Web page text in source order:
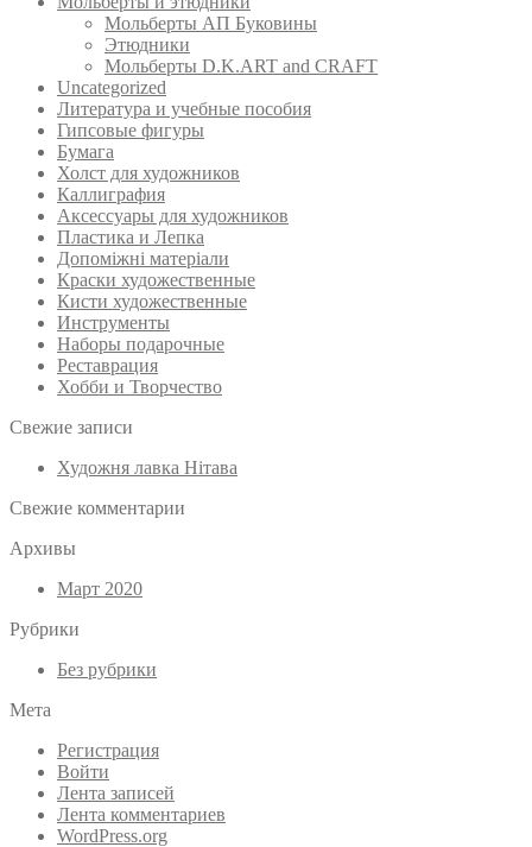
Мольберты АП Буковины
Этюдники
Мольберты D.K.ART and CRAFT
Uncategorized
Литература и учебные пособия
Гипсовые фигуры
Бумага
Холст для художников
Каллиграфия
Аксессуары для художников
Пластика и Лепка
Допоміжні матеріали
Краски художественные
Кисти художественные
Инструменты
Наборы подарочные
Реставрация
Хобби и Творчество
Свежие записи
Художня лавка Нітава
Свежие комментарии
Архивы
Март 2020
Рубрики
Без рубрики
Мета
Регистрация
Войти
Лента записей
Лента комментариев
WordPress.org